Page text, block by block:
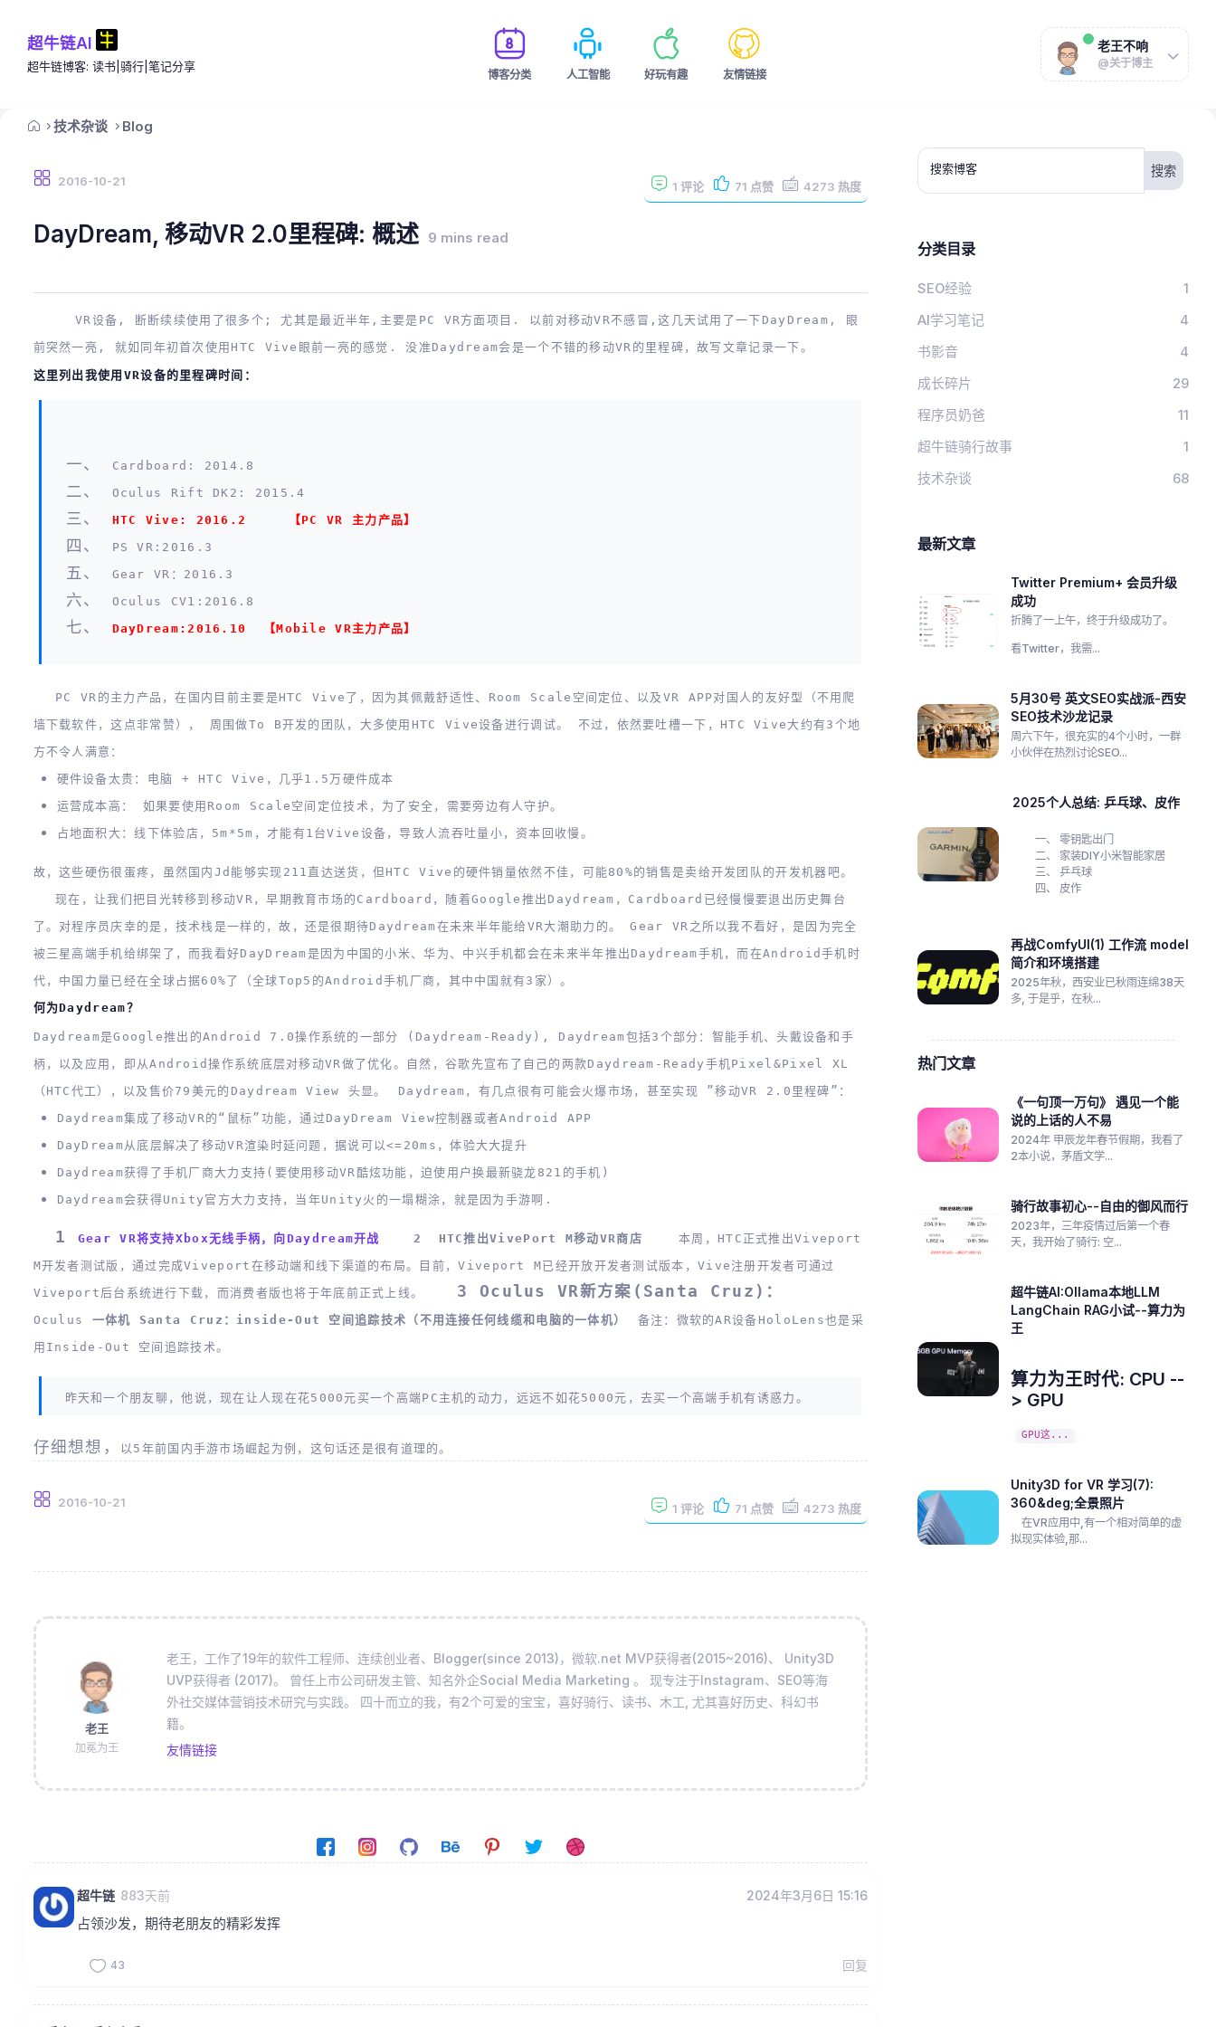
超牛链AI
超牛链博客: 读书|骑行|笔记分享
博客分类 人工智能 好玩有趣 友情链接
老王不响
@关于博主
技术杂谈 Blog
2016-10-21 1 评论 71 点赞 4273 热度
DayDream, 移动VR 2.0里程碑: 概述 9 mins read
VR设备, 断断续续使用了很多个; 尤其是最近半年,主要是PC VR方面项目. 以前对移动VR不感冒,这几天试用了一下DayDream, 眼
前突然一亮, 就如同年初首次使用HTC Vive眼前一亮的感觉. 没准Daydream会是一个不错的移动VR的里程碑，故写文章记录一下。
这里列出我使用VR设备的里程碑时间：
Cardboard: 2014.8
Oculus Rift DK2: 2015.4
HTC Vive: 2016.2 【PC VR 主力产品】
PS VR:2016.3
Gear VR：2016.3
Oculus CV1:2016.8
DayDream:2016.10 【Mobile VR主力产品】
PC VR的主力产品，在国内目前主要是HTC Vive了，因为其佩戴舒适性、Room Scale空间定位、以及VR APP对国人的友好型（不用爬
墙下载软件，这点非常赞）， 周围做To B开发的团队，大多使用HTC Vive设备进行调试。 不过，依然要吐槽一下，HTC Vive大约有3个地
方不令人满意：
硬件设备太贵：电脑 + HTC Vive，几乎1.5万硬件成本
运营成本高： 如果要使用Room Scale空间定位技术，为了安全，需要旁边有人守护。
占地面积大：线下体验店，5m*5m，才能有1台Vive设备，导致人流吞吐量小，资本回收慢。
故，这些硬伤很蛋疼，虽然国内jd能够实现211直达送货，但HTC Vive的硬件销量依然不佳，可能80%的销售是卖给开发团队的开发机器吧。
现在，让我们把目光转移到移动VR，早期教育市场的Cardboard，随着Google推出Daydream，Cardboard已经慢慢要退出历史舞台
了。对程序员庆幸的是，技术栈是一样的，故，还是很期待Daydream在未来半年能给VR大潮助力的。 Gear VR之所以我不看好，是因为完全
被三星高端手机给绑架了，而我看好DayDream是因为中国的小米、华为、中兴手机都会在未来半年推出Daydream手机，而在Android手机时
代，中国力量已经在全球占据60%了（全球Top5的Android手机厂商，其中中国就有3家）。
何为Daydream？
Daydream是Google推出的Android 7.0操作系统的一部分 (Daydream-Ready), Daydream包括3个部分：智能手机、头戴设备和手
柄，以及应用，即从Android操作系统底层对移动VR做了优化。自然，谷歌先宣布了自己的两款Daydream-Ready手机Pixel&Pixel XL
（HTC代工），以及售价79美元的Daydream View 头显。
Daydream，有几点很有可能会火爆市场，甚至实现 ”移动VR 2.0里程碑”：
Daydream集成了移动VR的“鼠标”功能，通过DayDream View控制器或者Android APP
DayDream从底层解决了移动VR渲染时延问题，据说可以<=20ms，体验大大提升
Daydream获得了手机厂商大力支持(要使用移动VR酷炫功能，迫使用户换最新骁龙821的手机)
Daydream会获得Unity官方大力支持，当年Unity火的一塌糊涂，就是因为手游啊.
1 Gear VR将支持Xbox无线手柄，向Daydream开战 2 HTC推出VivePort M移动VR商店
本周，HTC正式推出Viveport
M开发者测试版，通过完成Viveport在移动端和线下渠道的布局。
目前，Viveport M已经开放开发者测试版本，Vive注册开发者可通过
Viveport后台系统进行下载，而消费者版也将于年底前正式上线。
3 Oculus VR新方案(Santa Cruz)：
Oculus 一体机 Santa Cruz：inside-Out 空间追踪技术（不用连接任何线缆和电脑的一体机）
备注：微软的AR设备HoloLens也是采
用inside-Out 空间追踪技术。
昨天和一个朋友聊，他说，现在让人现在花5000元买一个高端PC主机的动力，远远不如花5000元，去买一个高端手机有诱惑力。
仔细想想， 以5年前国内手游市场崛起为例，这句话还是很有道理的。
2016-10-21 1 评论 71 点赞 4273 热度
老王
加冕为王
老王，工作了19年的软件工程师、连续创业者、Blogger(since 2013)，微软.net MVP获得者(2015~2016)、 Unity3D
UVP获得者 (2017)。 曾任上市公司研发主管、知名外企Social Media Marketing 。 现专注于Instagram、SEO等海
外社交媒体营销技术研究与实践。 四十而立的我，有2个可爱的宝宝，喜好骑行、读书、木工, 尤其喜好历史、科幻书
籍。
友情链接
超牛链 883天前 2024年3月6日 15:16
占领沙发，期待老朋友的精彩发挥
43 回复
搜索博客
分类目录
SEO经验
1
AI学习笔记
4
书影音
4
成长碎片
29
程序员奶爸
11
超牛链骑行故事
1
技术杂谈
68
最新文章
Twitter Premium+ 会员升级
成功
折腾了一上午，终于升级成功了。
看Twitter，我需...
5月30号 英文SEO实战派-西安
SEO技术沙龙记录
周六下午，很充实的4个小时，一群
小伙伴在热烈讨论SEO...
2025个人总结: 乒乓球、皮作
零钥匙出门
家装DIY小米智能家居
乒乓球
皮作
再战ComfyUI(1) 工作流 model
简介和环境搭建
2025年秋，西安业已秋雨连绵38天
多, 于是乎，在秋...
热门文章
《一句顶一万句》 遇见一个能
说的上话的人不易
2024年 甲辰龙年春节假期，我看了
2本小说，茅盾文学...
骑行故事初心--自由的御风而行
2023年，三年疫情过后第一个春
天，我开始了骑行: 空...
超牛链AI:Ollama本地LLM
LangChain RAG小试--算力为
王
算力为王时代: CPU --
> GPU
GPU这...
Unity3D for VR 学习(7):
360&deg;全景照片
在VR应用中,有一个相对简单的虚
拟现实体验,那...